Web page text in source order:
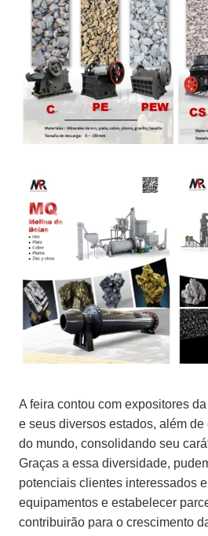
A feira contou com expositores
e seus diversos estados, além
do mundo, consolidando seu
Graças a essa diversidade,
potenciais clientes interessados
equipamentos e estabelecer
contribuirão para o crescimento